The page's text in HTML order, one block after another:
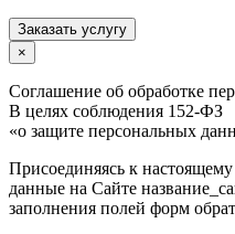
Заказать услугу
×
Соглашение об обработке
В целях соблюдения 152-ФЗ
«о защите персональных
Присоединяясь к
данные на Сайте
заполнения полей форм